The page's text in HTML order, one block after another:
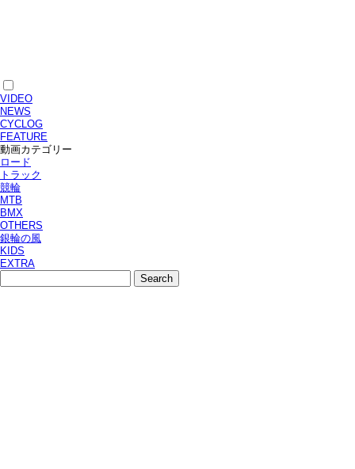
VIDEO
NEWS
CYCLOG
FEATURE
動画カテゴリー
ロード
トラック
競輪
MTB
BMX
OTHERS
銀輪の風
KIDS
EXTRA